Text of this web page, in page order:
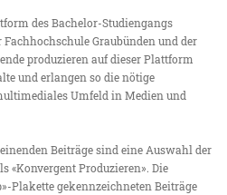
des Bachelor-Studiengangs
Graubünden und der
produzieren auf dieser Plattform
und erlangen so die nötige
Umfeld in Medien und
Beiträge sind eine Auswahl der
«Konvergent Produzieren». Die
Plakette gekennzeichneten Beiträge